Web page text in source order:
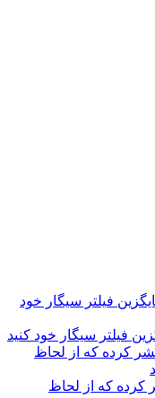
فیلتر سیگار خود کنید
کرده که از لحاظ